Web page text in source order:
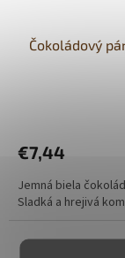
Čokoládový
€7,44
Jemná biela
Sladká a hrejivá